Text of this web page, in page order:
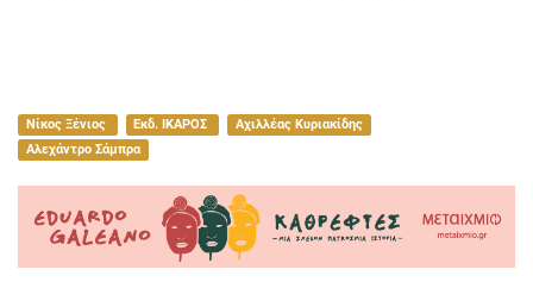
Νίκος Ξένιος Εκδ. ΙΚΑΡΟΣ
Αχιλλέας Κυριακίδης
Αλεχάντρο Σάμπρα